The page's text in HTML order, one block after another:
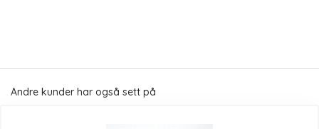
Andre kunder har også sett på